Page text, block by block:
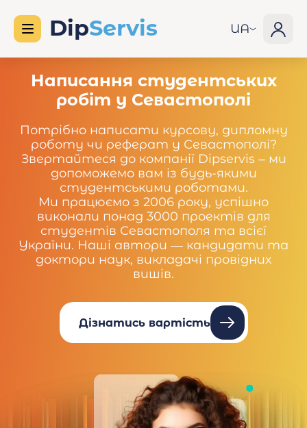
UA
Написання студентських
робіт у Севастополі
Потрібно написати курсову, дипломну
роботу чи реферат у Севастополі?
Звертайтеся до компанії Dipservis – ми
допоможемо вам із будь-якими
студентськими роботами.
Ми працюємо з 2006 року, успішно
виконали понад 3000 проектів для
студентів Севастополя та всієї
України. Наші автори — кандидати та
доктори наук, викладачі провідних
вишів.
Дізнатись вартість